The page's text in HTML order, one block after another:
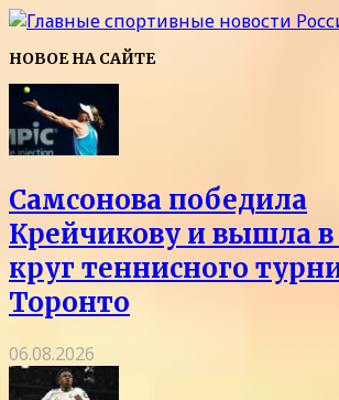
НОВОЕ НА САЙТЕ
Самсонова победила
Крейчикову и вышла в
круг теннисного
Торонто
06.08.2026